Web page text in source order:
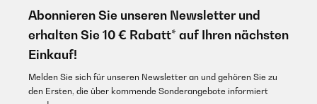
Abonnieren Sie unseren Newsletter und
erhalten Sie 10 € Rabatt* auf Ihren nächsten
Einkauf!
Melden Sie sich für unseren Newsletter an und gehören Sie zu
den Ersten, die über kommende Sonderangebote informiert